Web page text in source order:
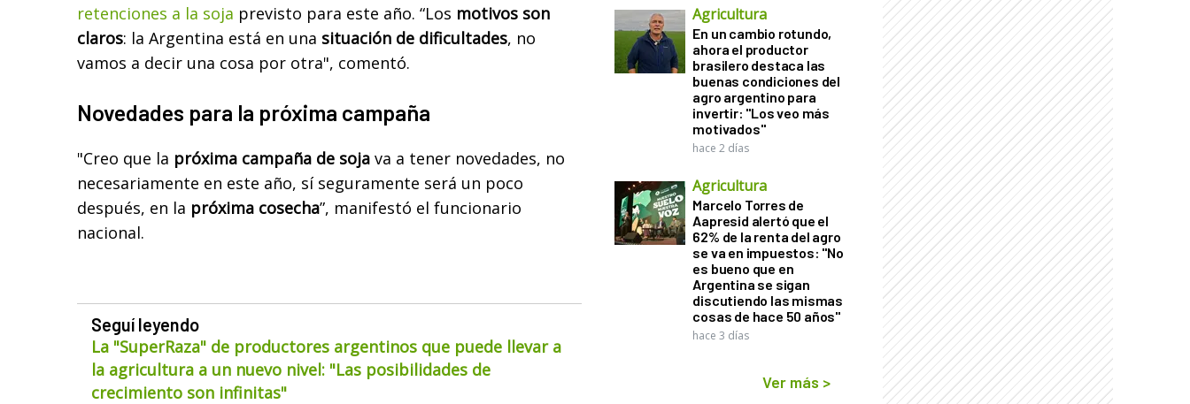
retenciones a la soja previsto para este año. “Los motivos son
claros: la Argentina está en una situación de dificultades, no
vamos a decir una cosa por otra", comentó.
Novedades para la próxima campaña
"Creo que la próxima campaña de soja va a tener novedades, no
necesariamente en este año, sí seguramente será un poco
después, en la próxima cosecha”, manifestó el funcionario
nacional.
Seguí leyendo
La "SuperRaza" de productores argentinos que puede llevar a
la agricultura a un nuevo nivel: "Las posibilidades de
crecimiento son infinitas"
Agricultura
En un cambio rotundo,
ahora el productor
brasilero destaca las
buenas condiciones del
agro argentino para
invertir: "Los veo más
motivados"
hace 2 días
Agricultura
Marcelo Torres de
Aapresid alertó que el
62% de la renta del agro
se va en impuestos: "No
es bueno que en
Argentina se sigan
discutiendo las mismas
cosas de hace 50 años"
hace 3 días
Ver más >